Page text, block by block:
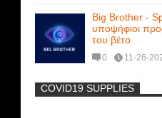
Big Brother -
υποψήφιοι
του βέτο
0 11-26-
-
COVID19 SUPPLIES